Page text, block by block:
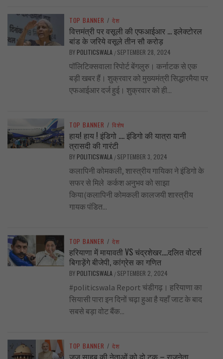
TOP BANNER / देश
वित्तमंत्री पर वसूली की एफआईआर … इलेक्टोरल
बांड के जरिये वसूले तीन सौ करोड़
BY POLITICSWALA / SEPTEMBER 28, 2024
पॉलिटिक्सवाला रिपोर्ट बेंगलुरु। कर्नाटक से एक
बड़ी खबर हैं। शुक्रवार को मुख्यमंत्री सिद्धारमैया पर
एफआईआर दर्ज हुई। शुक्रवार को ही...
TOP BANNER / विशेष
हाय! हाय ! इंडिगो …. इंडिगो की यात्रा यानी
त्रासदी की गारंटी
BY POLITICSWALA / SEPTEMBER 3, 2024
कलापिनी कोमकली, शास्त्रीय गायिका ने इंडिगो के
सफर से मिले कर्कश अनुभव को साझा
किया(कलापिनी कोमकली कालजयी शास्त्रीय
गायक पंडित...
TOP BANNER / देश
हरियाणा में मायावती VS चंद्रशेखर….दलित वोटर्स
बिगाड़ेंगे बीजेपी, कांग्रेस का गणित
BY POLITICSWALA / SEPTEMBER 2, 2024
#politicswala Report चंडीगढ़। हरियाणा का
सियासी पारा इन दिनों चढ़ा हुआ है यहाँ जाट के बाद
सबसे बड़ा वोट बैंक...
TOP BANNER / देश
जज साहब की नेताओं को दो टूक – राजनेता